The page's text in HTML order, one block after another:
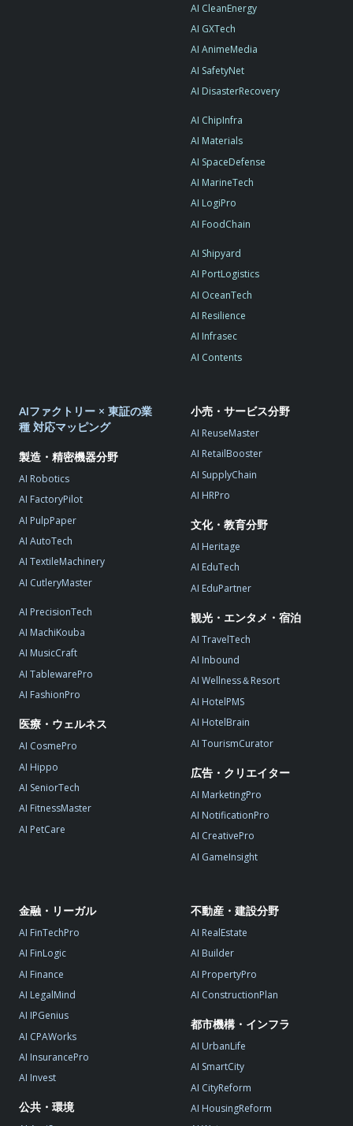
AI CleanEnergy
AI GXTech
AI AnimeMedia
AI SafetyNet
AI DisasterRecovery
AI ChipInfra
AI Materials
AI SpaceDefense
AI MarineTech
AI LogiPro
AI FoodChain
AI Shipyard
AI PortLogistics
AI OceanTech
AI Resilience
AI Infrasec
AI Contents
AIファクトリー × 東証の業
種 対応マッピング
製造・精密機器分野
AI Robotics
AI FactoryPilot
AI PulpPaper
AI AutoTech
AI TextileMachinery
AI CutleryMaster
AI PrecisionTech
AI MachiKouba
AI MusicCraft
AI TablewarePro
AI FashionPro
医療・ウェルネス
AI CosmePro
AI Hippo
AI SeniorTech
AI FitnessMaster
AI PetCare
小売・サービス分野
AI ReuseMaster
AI RetailBooster
AI SupplyChain
AI HRPro
文化・教育分野
AI Heritage
AI EduTech
AI EduPartner
観光・エンタメ・宿泊
AI TravelTech
AI Inbound
AI Wellness＆Resort
AI HotelPMS
AI HotelBrain
AI TourismCurator
広告・クリエイター
AI MarketingPro
AI NotificationPro
AI CreativePro
AI GameInsight
金融・リーガル
AI FinTechPro
AI FinLogic
AI Finance
AI LegalMind
AI IPGenius
AI CPAWorks
AI InsurancePro
AI Invest
公共・環境
不動産・建設分野
AI RealEstate
AI Builder
AI PropertyPro
AI ConstructionPlan
都市機構・インフラ
AI UrbanLife
AI SmartCity
AI CityReform
AI HousingReform